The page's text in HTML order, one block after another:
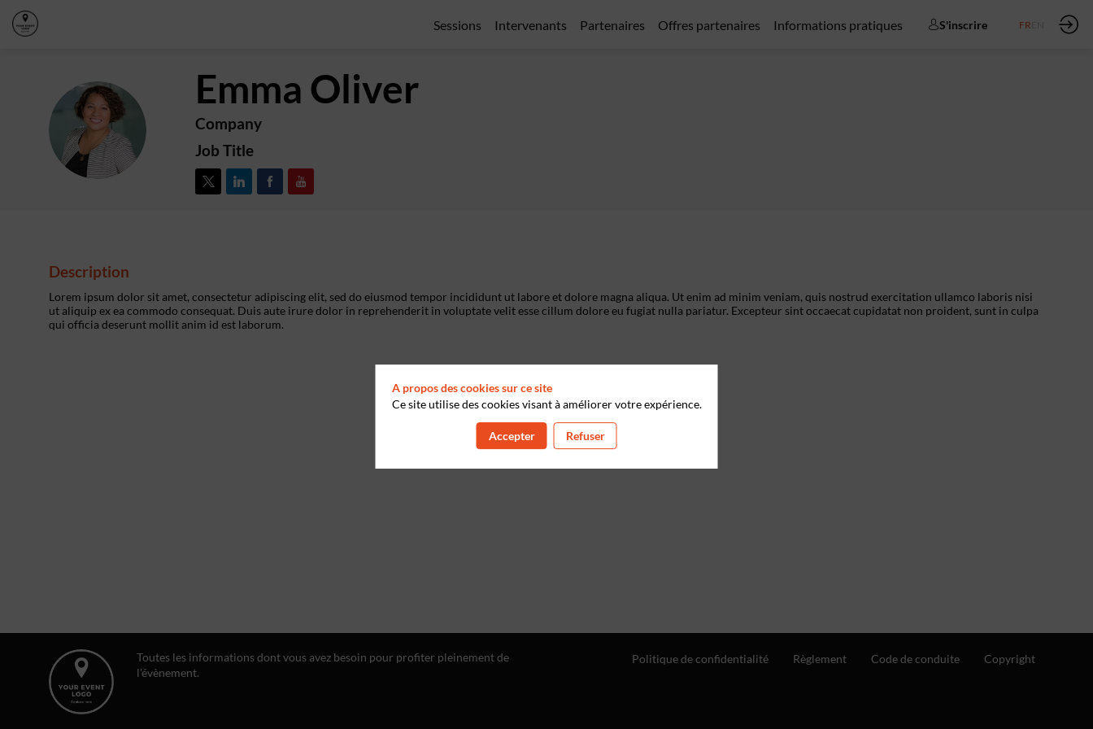
Sessions Intervenants Partenaires Offres partenaires Informations pratiques S'inscrire FR
EO
Emma Oliver
Company
Job Title
Description
Lorem ipsum dolor sit amet, consectetur adipiscing elit, sed do eiusmod tempor incididunt ut labore et dolore magna aliqua. Ut enim ad minim veniam, quis nostrud exercitation ullamco laboris nisi
ut aliquip ex ea commodo consequat. Duis aute irure dolor in reprehenderit in voluptate velit esse cillum dolore eu fugiat nulla pariatur. Excepteur sint occaecat cupidatat non proident, sunt in culpa
qui officia deserunt mollit anim id est laborum.
Toutes les informations dont vous avez besoin pour profiter pleinement de
l'évènement.
Politique de confidentialité Règlement Code de conduite Copyright
A propos des cookies sur ce site
Ce site utilise des cookies visant à améliorer votre expérience.
Accepter Refuser